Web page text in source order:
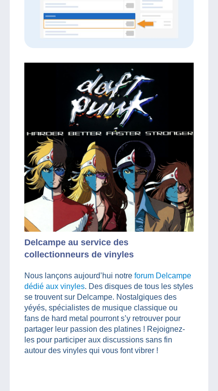
Delcampe au service des
collectionneurs de vinyles
Nous lançons aujourd’hui notre forum Delcampe
dédié aux vinyles. Des disques de tous les styles
se trouvent sur Delcampe. Nostalgiques des
yéyés, spécialistes de musique classique ou
fans de hard metal pourront s’y retrouver pour
partager leur passion des platines ! Rejoignez-
les pour participer aux discussions sans fin
autour des vinyles qui vous font vibrer !